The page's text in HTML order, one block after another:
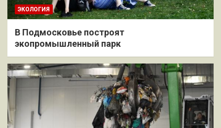
ЭКОЛОГИЯ
В Подмосковье построят
экопромышленный парк